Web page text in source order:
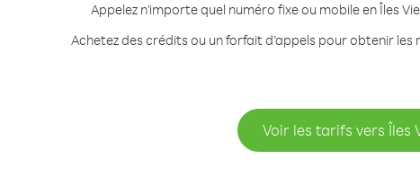
Appelez n'importe quel numéro fixe ou mobile en Îles
Achetez des crédits ou un forfait d’appels pour obtenir
Voir les tarifs vers Îles